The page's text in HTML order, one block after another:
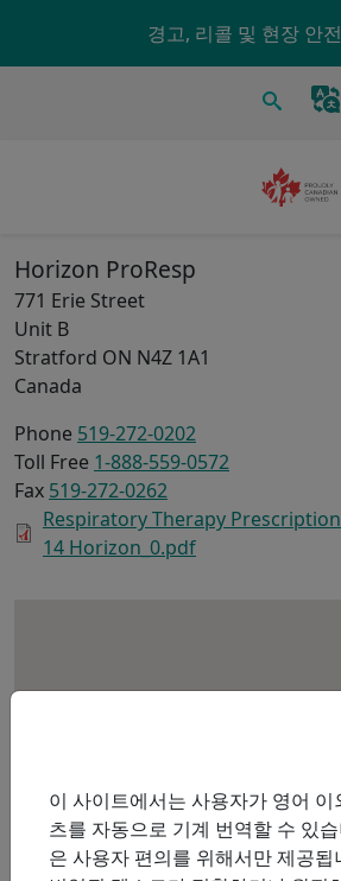
경고, 리콜 및 현장 안
찾다
Horizon ProResp
771 Erie Street
Unit B
Stratford ON N4Z 1A1
Canada
Phone 519-272-0202
Toll Free 1-888-559-0572
Fax 519-272-0262
Respiratory Therapy Prescription
14 Horizon_0.pdf
이 사이트에서는 사용자가 영어 이
츠를 자동으로 기계 번역할 수 있
은 사용자 편의를 위해서만 제공됩